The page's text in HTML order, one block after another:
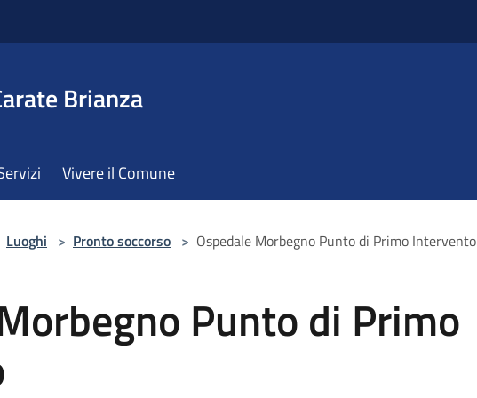
Brianza
Vivere il Comune
Luoghi > Pronto soccorso > Ospedale Morbegno Punto di Primo Intervento
Punto di Primo